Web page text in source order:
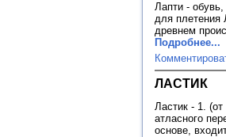
Лапти -
для плетения
древнем
Подробнее...
ЛАСТИК
Ластик - 1.
атласного
основе,